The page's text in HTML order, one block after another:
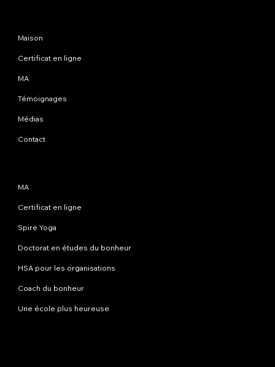
Maison
Certificat en ligne
MA
Témoignages
Médias
Contact
MA
Certificat en ligne
Spire Yoga
Doctorat en études du bonheur
HSA pour les organisations
Coach du bonheur
Une école plus heureuse